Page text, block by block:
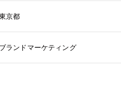
トの構成・演出、オペレーション
サービスの例Sansan Innovation
大に伴う組織体制強化のため【ポ
的に携わるため、これまでに培っ
プロジェクトが最終的に事業貢献
ィング部門をはじめとしたさまざ
ー、エディター、フロントエンド
京都
ブランドマーケティング